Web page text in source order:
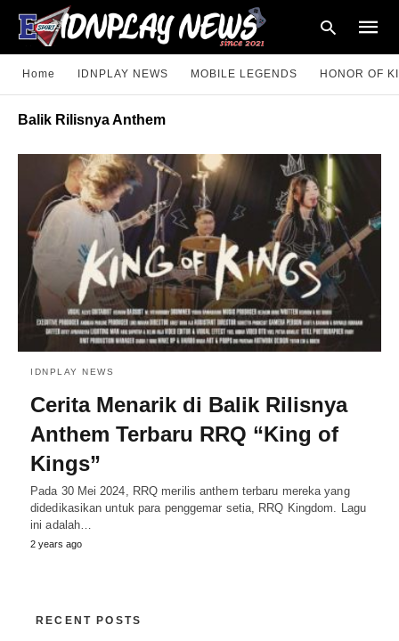
your
enter:
Home IDNPLAY NEWS MOBILE LEGENDS HONOR OF
Balik Rilisnya Anthem
IDNPLAY NEWS
Cerita Menarik di Balik Rilisnya
Anthem Terbaru RRQ “King of
Kings”
Pada 30 Mei 2024, RRQ merilis anthem terbaru mereka yang
didedikasikan untuk para penggemar setia, RRQ Kingdom. Lagu
ini adalah…
2 years ago
RECENT POSTS